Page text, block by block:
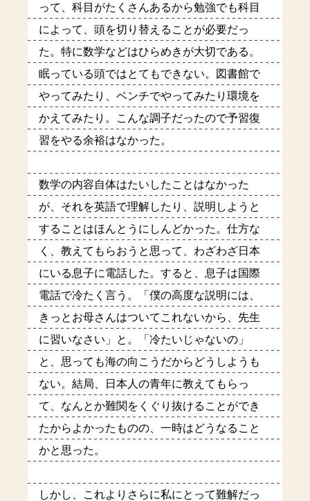
って、科目がたくさんあるから勉強でも科目
によって、頭を切り替えることが必要だっ
た。特に数学などはひらめきが大切である。
眠っている頭ではとてもできない。図書館で
やってみたり、ベンチでやってみたり環境を
かえてみたり。こんな調子だったので予習復
習をやる余裕はなかった。
数学の内容自体はたいしたことはなかった
が、それを英語で理解したり、説明しようと
することはほんとうにしんどかった。仕方な
く、教えてもらおうと思って、わざわざ日本
にいる息子に電話した。すると、息子は国際
電話で冷たく言う。「僕の高度な説明には、
きっとお母さんはついてこれないから、先生
に習いなさい」と。「冷たいじゃないの」
と、思っても海の向こうだからどうしようも
ない。結局、日本人の青年に教えてもらっ
て、なんとか難関をくぐり抜けることができ
たからよかったものの、一時はどうなること
かと思った。
しかし、これよりさらに私にとって難解だっ